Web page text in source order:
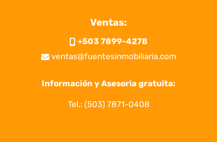
Ventas:
+503 7899-4278
ventas@fuentesinmobiliaria.com
Información y Asesoria gratuita:
Tel.: (503) 7871-0408